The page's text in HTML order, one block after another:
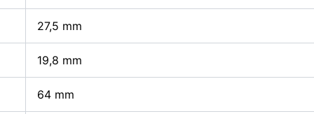
27,5 mm
19,8 mm
64 mm